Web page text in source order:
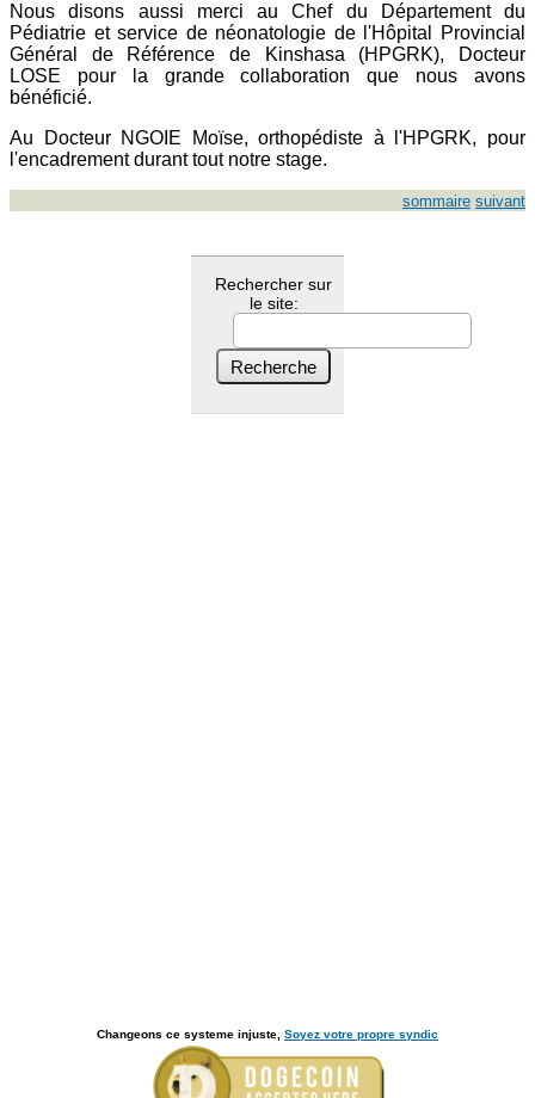
Nous disons aussi merci au Chef du Département du
Pédiatrie et service de néonatologie de l'Hôpital Provincial
Général de Référence de Kinshasa (HPGRK), Docteur
LOSE pour la grande collaboration que nous avons
bénéficié.
Au Docteur NGOIE Moïse, orthopédiste à l'HPGRK, pour
l'encadrement durant tout notre stage.
sommaire suivant
Rechercher sur
le site:
Changeons ce systeme injuste, Soyez votre propre syndic